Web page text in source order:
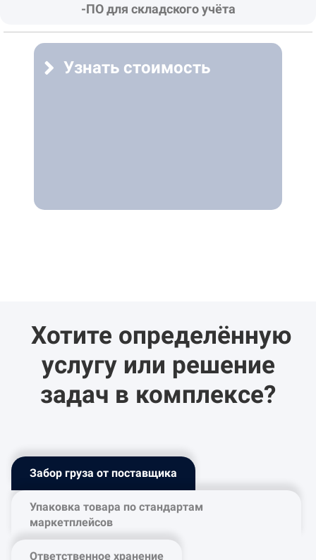
-ПО для складского учёта
Узнать стоимость
Хотите определённую
услугу или решение
задач в комплексе?
Забор груза от поставщика
Упаковка товара по стандартам
маркетплейсов
Ответственное хранение